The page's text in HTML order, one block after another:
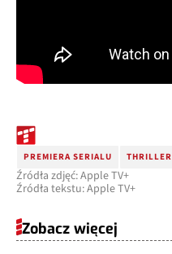
PREMIERA SERIALU THRILLER
Źródła zdjęć: Apple TV+
Źródła tekstu: Apple TV+
Zobacz więcej